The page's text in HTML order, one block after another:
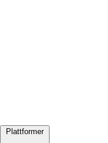
Plattformer